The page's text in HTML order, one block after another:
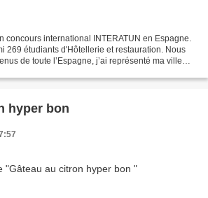
concours international INTERATUN en Espagne.
269 étudiants d'Hôtellerie et restauration. Nous
de toute l’Espagne, j’ai représenté ma ville
hyper bon